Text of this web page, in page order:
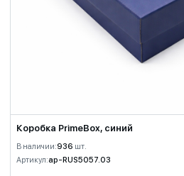
Коробка PrimeBox, синий
В наличии:936 шт.
Артикул:ap-RUS5057.03